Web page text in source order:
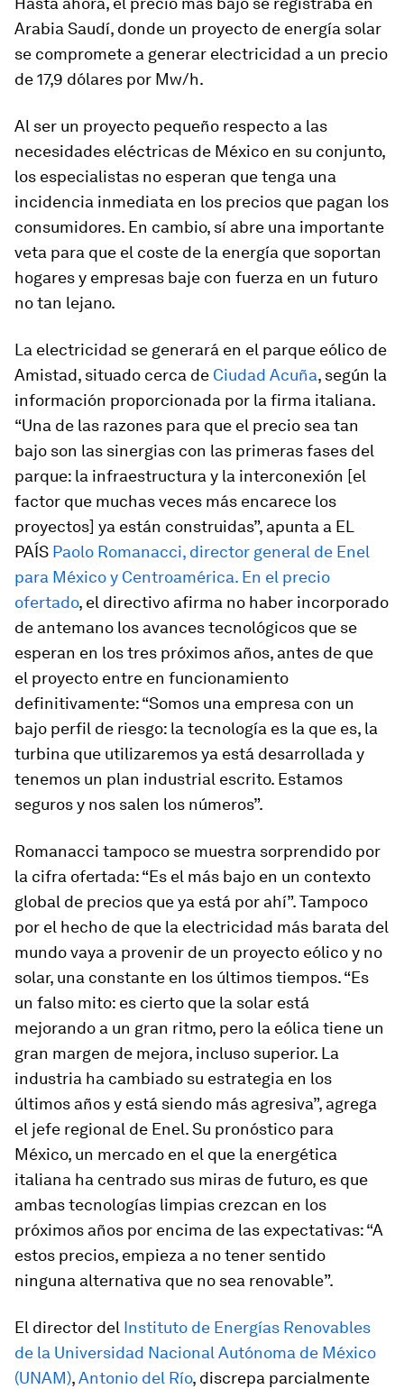
Arabia Saudí, donde un proyecto de energía solar
se compromete a generar electricidad a un precio
de 17,9 dólares por Mw/h.
Al ser un proyecto pequeño respecto a las
necesidades eléctricas de México en su conjunto,
los especialistas no esperan que tenga una
incidencia inmediata en los precios que pagan los
consumidores. En cambio, sí abre una importante
veta para que el coste de la energía que soportan
hogares y empresas baje con fuerza en un futuro
no tan lejano.
La electricidad se generará en el parque eólico de
Amistad, situado cerca de Ciudad Acuña, según la
información proporcionada por la firma italiana.
“Una de las razones para que el precio sea tan
bajo son las sinergias con las primeras fases del
parque: la infraestructura y la interconexión [el
factor que muchas veces más encarece los
proyectos] ya están construidas”, apunta a EL
PAÍS Paolo Romanacci, director general de Enel
para México y Centroamérica. En el precio
ofertado, el directivo afirma no haber incorporado
de antemano los avances tecnológicos que se
esperan en los tres próximos años, antes de que
el proyecto entre en funcionamiento
definitivamente: “Somos una empresa con un
bajo perfil de riesgo: la tecnología es la que es, la
turbina que utilizaremos ya está desarrollada y
tenemos un plan industrial escrito. Estamos
seguros y nos salen los números”.
Romanacci tampoco se muestra sorprendido por
la cifra ofertada: “Es el más bajo en un contexto
global de precios que ya está por ahí”. Tampoco
por el hecho de que la electricidad más barata del
mundo vaya a provenir de un proyecto eólico y no
solar, una constante en los últimos tiempos. “Es
un falso mito: es cierto que la solar está
mejorando a un gran ritmo, pero la eólica tiene un
gran margen de mejora, incluso superior. La
industria ha cambiado su estrategia en los
últimos años y está siendo más agresiva”, agrega
el jefe regional de Enel. Su pronóstico para
México, un mercado en el que la energética
italiana ha centrado sus miras de futuro, es que
ambas tecnologías limpias crezcan en los
próximos años por encima de las expectativas: “A
estos precios, empieza a no tener sentido
ninguna alternativa que no sea renovable”.
El director del Instituto de Energías Renovables
de la Universidad Nacional Autónoma de México
(UNAM),Antonio del Río, discrepa parcialmente